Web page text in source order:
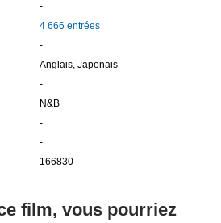
-
4 666 entrées
-
Anglais, Japonais
-
N&B
-
-
166830
film, vous pourriez